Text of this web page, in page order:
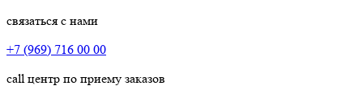
связаться с нами
+7 (969) 716 00 00
call центр по приему заказов